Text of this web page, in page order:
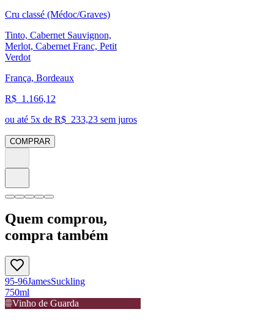
Cru classé (Médoc/Graves)
Tinto, Cabernet Sauvignon,
Merlot, Cabernet Franc, Petit
Verdot
França, Bordeaux
R$ 1.166,12
ou até 5x de R$ 233,23 sem juros
COMPRAR
Quem comprou,
compra também
95-96JamesSuckling
750ml
Vinho de Guarda